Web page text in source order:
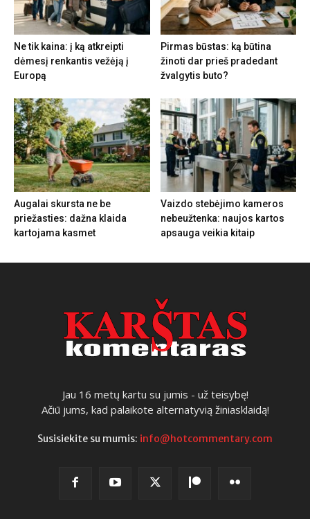
Ne tik kaina: į ką atkreipti
dėmesį renkantis vežėją į
Europą
Pirmas būstas: ką būtina
žinoti dar prieš pradedant
žvalgytis buto?
Augalai skursta ne be
priežasties: dažna klaida
kartojama kasmet
Vaizdo stebėjimo kameros
nebeužtenka: naujos kartos
apsauga veikia kitaip
Jau 16 metų kartu su jumis - už teisybę!
Ačiū jums, kad palaikote alternatyvią žiniasklaidą!
Susisiekite su mumis: info@hotcommentary.com